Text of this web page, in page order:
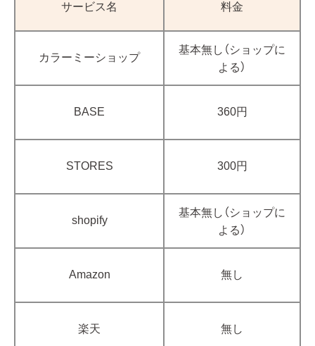
サービス名 料金
カラーミーショップ
基本無し（ショップに
よる）
BASE 360円
STORES 300円
shopify
基本無し（ショップに
よる）
Amazon 無し
楽天 無し